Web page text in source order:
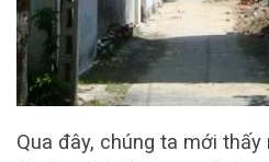
Qua đây, chúng ta mới